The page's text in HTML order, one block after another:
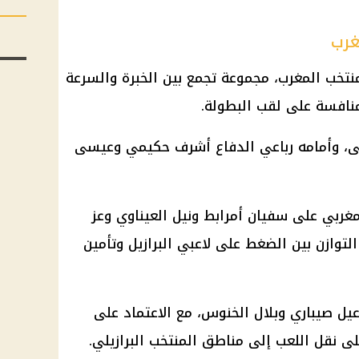
المغرب، مجموعة تجمع بين الخبرة والسرعة
على لقب البطولة.
وأمامه رباعي الدفاع أشرف حكيمي وعيسى
على سفيان أمرابط ونيل العيناوي وعز
بين الضغط على لاعبي البرازيل وتأمين
صيباري وبلال الخنوس، مع الاعتماد على
نقل اللعب إلى مناطق المنتخب البرازيلي.